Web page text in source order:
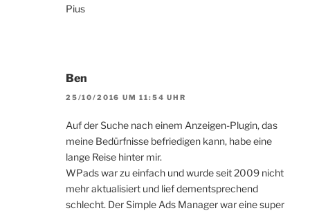
Pius
Ben
25/10/2016 UM 11:54 UHR
Auf der Suche nach einem Anzeigen-Plugin, das
meine Bedürfnisse befriedigen kann, habe eine
lange Reise hinter mir.
WPads war zu einfach und wurde seit 2009 nicht
mehr aktualisiert und lief dementsprechend
schlecht. Der Simple Ads Manager war eine super